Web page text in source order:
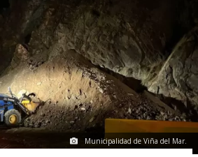
Municipalidad de Viña del Mar.